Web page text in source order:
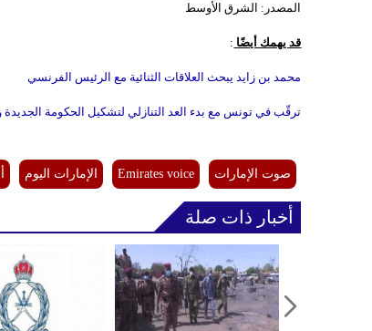
المصدر: الشرق الأوسط
قد يهمك أيضًا :
محمد بن زايد يبحث العلاقات الثنائية مع الرئيس الفرنسي
ترقّب في تونس مع بدء العد التنازلي لتشكيل الحكومة الجديدة
صوت الإمارات Emirates voice الإمارات اليوم
أخبار ذات صلة